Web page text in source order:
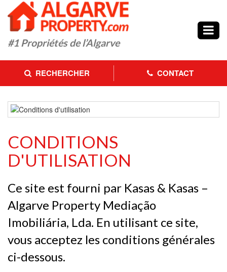
#1 Propriétés de l’Algarve
RECHERCHER CONTACT
CONDITIONS
D'UTILISATION
Ce site est fourni par Kasas & Kasas –
Algarve Property Mediação
Imobiliária, Lda. En utilisant ce site,
vous acceptez les conditions générales
ci-dessous.